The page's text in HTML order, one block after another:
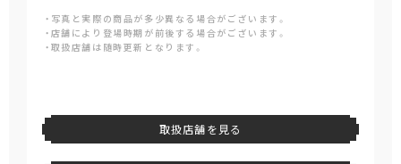
・写真と実際の商品が多少異なる場合がございます。
・店舗により登場時期が前後する場合がございます。
・取扱店舗は随時更新となります。
取扱店舗を見る